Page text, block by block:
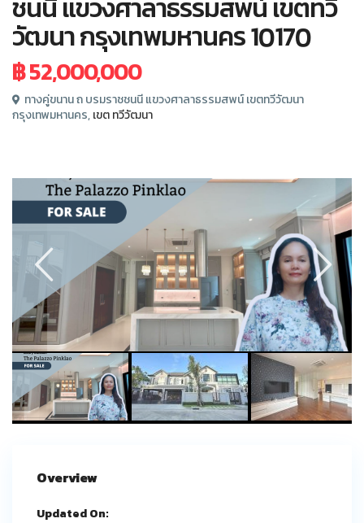
ชนนี แขวงศาลาธรรมสพน์ เขตทวี
วัฒนา กรุงเทพมหานคร 10170
฿ 52,000,000
ทางคู่ขนาน ถ บรมราชชนนี แขวงศาลาธรรมสพน์ เขตทวีวัฒนา
กรุงเทพมหานคร,เขต ทวีวัฒนา
Overview
Updated On: